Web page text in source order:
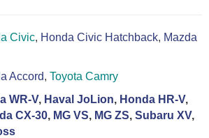
Civic, Honda Civic Hatchback, Mazda
Accord, Toyota Camry
WR-V, Haval JoLion, Honda HR-V,
CX-30, MG VS, MG ZS, Subaru XV,